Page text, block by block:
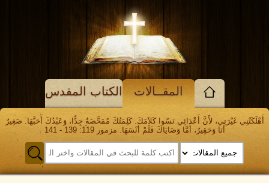
المقــالات الكتاب المقدس
أَهْلَكَتْنِي غَيْرَتِي، لأَنَّ أَعْدَائِي نَسُوا كَلاَمَكَ. كَلِمَتُكَ مُمَحَّصَةٌ جِدًّا، وَعَبْدُكَ أَحَبَّهَا. صَغِيرٌ
أَنَا وَحَقِيرٌ، أَمَّا وَصَايَاكَ فَلَمْ أَنْسَهَا. مزمور 119: 139 - 141